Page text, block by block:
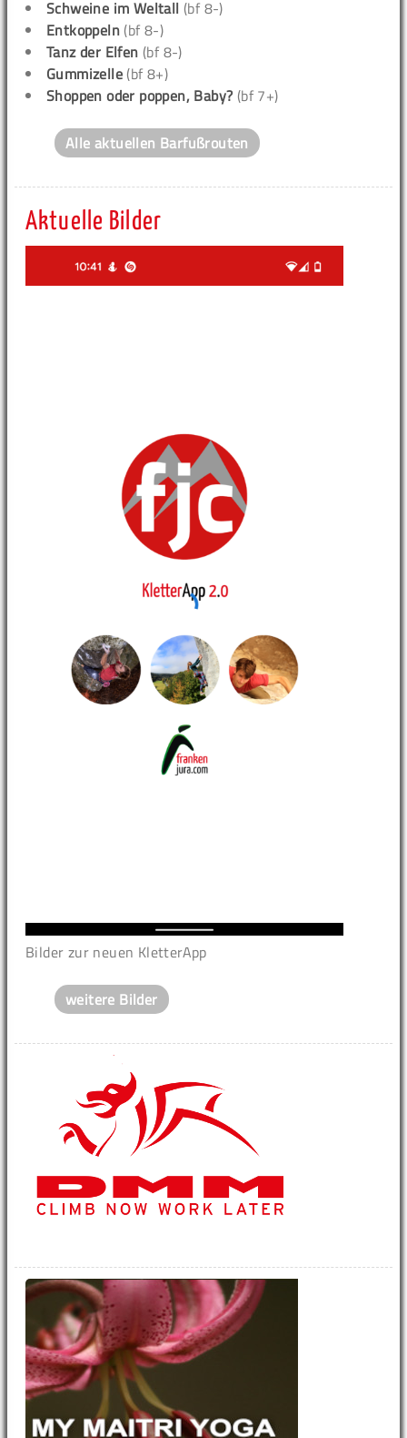
Schweine im Weltall (bf 8-)
Entkoppeln (bf 8-)
Tanz der Elfen (bf 8-)
Gummizelle (bf 8+)
Shoppen oder poppen, Baby? (bf 7+)
Alle aktuellen Barfußrouten
Aktuelle Bilder
Bilder zur neuen KletterApp
weitere Bilder